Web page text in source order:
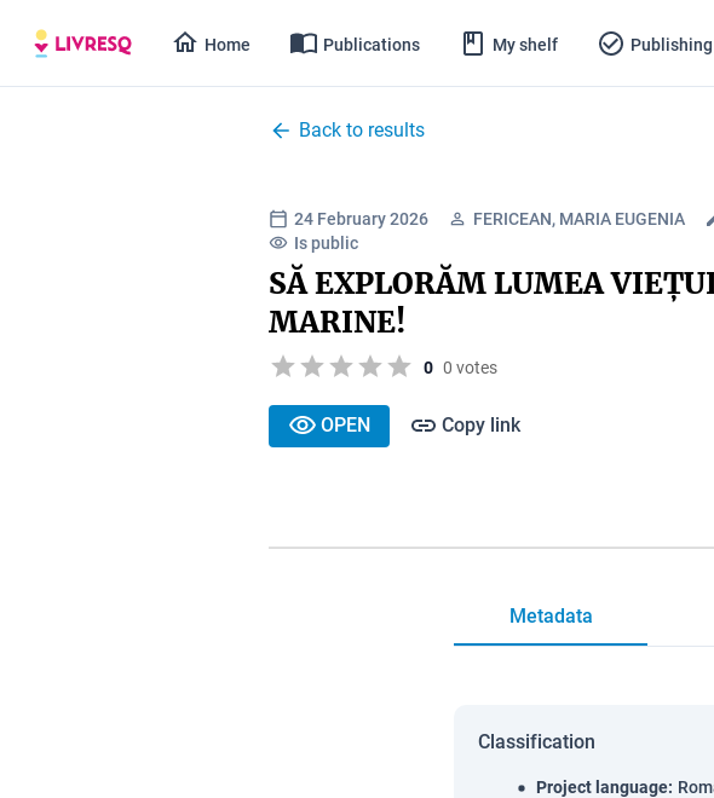
Home Publications My shelf
Back to results
24 February 2026 FERICEAN, MARIA EUGENIA
Is public
SĂ EXPLORĂM LUMEA
MARINE!
0 0 votes
OPEN Copy link
Metadata
Classification
Project language: